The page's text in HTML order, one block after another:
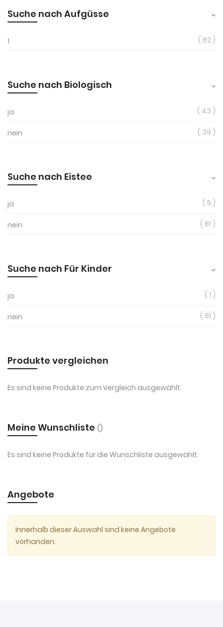
Suche nach Aufgüsse
1 82
Suche nach Biologisch
ja 43
nein 39
Suche nach Eistee
ja 5
nein 81
Suche nach Für Kinder
ja 1
nein 81
Produkte vergleichen
Es sind keine Produkte zum Vergleich ausgewählt.
Meine Wunschliste
Es sind keine Produkte für die Wunschliste ausgewählt.
Angebote
Innerhalb dieser Auswahl sind keine Angebote
vorhanden.